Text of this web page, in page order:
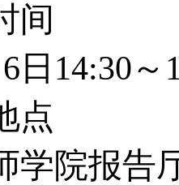
间
日14:30～
点
学院报告